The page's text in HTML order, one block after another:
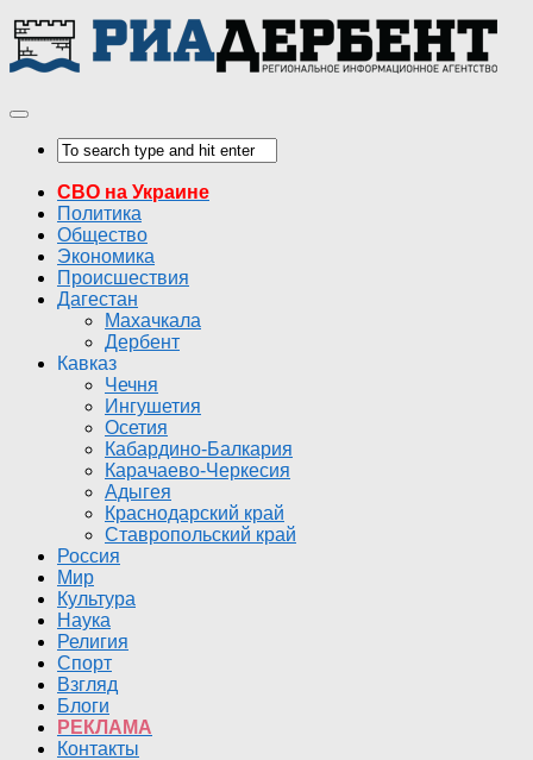
СВО на Украине
Политика
Общество
Экономика
Происшествия
Дагестан
Махачкала
Дербент
Кавказ
Чечня
Ингушетия
Осетия
Кабардино-Балкария
Карачаево-Черкесия
Адыгея
Краснодарский край
Ставропольский край
Россия
Мир
Культура
Наука
Религия
Спорт
Взгляд
Блоги
РЕКЛАМА
Контакты